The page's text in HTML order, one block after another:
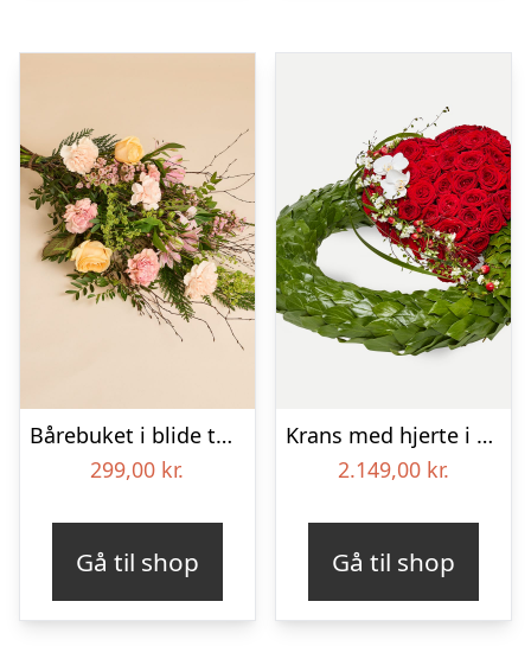
Bårebuket i blide toner
299,00 kr.
Gå til shop
Krans med hjerte i klassisk stil – rød og hvid
2.149,00 kr.
Gå til shop